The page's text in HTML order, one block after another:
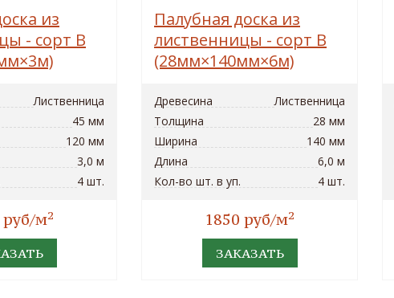
из
- сорт B
Лиственница
45 мм
120 мм
3,0 м
4 шт.
руб/м2
Палубная доска из
лиственницы - сорт B
(28мм×140мм×6м)
Древесина
Лиственница
Толщина
28 мм
Ширина
140 мм
Длина
6,0 м
Кол-во шт. в уп.
4 шт.
1850 руб/м2
ЗАКАЗАТЬ